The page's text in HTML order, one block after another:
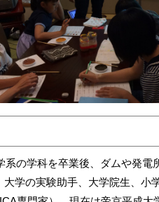
の学科を卒業後、ダムや発電
学の実験助手、大学院生、小